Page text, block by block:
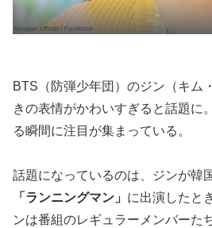
BTS（防弾少年団）のジン（キム
きの表情がかわいすぎると話題に
る瞬間に注目が集まっている。
話題になっているのは、ジンが韓
「ランニングマン」 に出演したと
ンは番組のレギュラーメンバーた